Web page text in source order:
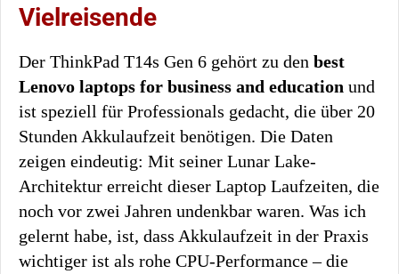
Vielreisende
Der ThinkPad T14s Gen 6 gehört zu den best
Lenovo laptops for business and education und
ist speziell für Professionals gedacht, die über 20
Stunden Akkulaufzeit benötigen. Die Daten
zeigen eindeutig: Mit seiner Lunar Lake-
Architektur erreicht dieser Laptop Laufzeiten, die
noch vor zwei Jahren undenkbar waren. Was ich
gelernt habe, ist, dass Akkulaufzeit in der Praxis
wichtiger ist als rohe CPU-Performance – die